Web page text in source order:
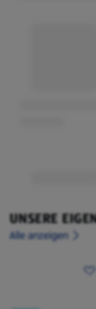
UNSERE
Alle anzeigen